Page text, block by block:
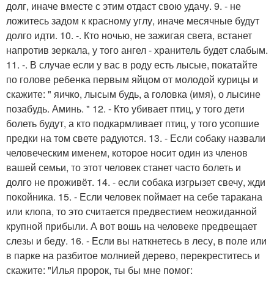
долг, иначе вместе с этим отдаст свою удачу. 9. - не
ложитесь задом к красному углу, иначе месячные будут
долго идти. 10. -. Кто ночью, не зажигая света, встанет
напротив зеркала, у того ангел - хранитель будет слабым.
11. -. В случае если у вас в роду есть лысые, покатайте
по голове ребенка первым яйцом от молодой курицы и
скажите: " яичко, лысым будь, а головка (имя), о лысине
позабудь. Аминь. " 12. - Кто убивает птиц, у того дети
болеть будут, а кто подкармливает птиц, у того усопшие
предки на том свете радуются. 13. - Если собаку назвали
человеческим именем, которое носит один из членов
вашей семьи, то этот человек станет часто болеть и
долго не проживёт. 14. - если собака изгрызет свечу, жди
покойника. 15. - Если человек поймает на себе таракана
или клопа, то это считается предвестием неожиданной
крупной прибыли. А вот вошь на человеке предвещает
слезы и беду. 16. - Если вы наткнетесь в лесу, в поле или
в парке на разбитое молнией дерево, перекреститесь и
скажите: "Илья пророк, ты бы мне помог: